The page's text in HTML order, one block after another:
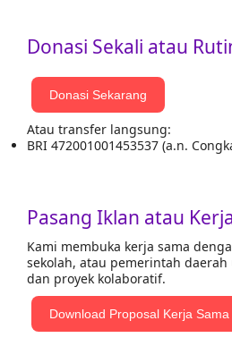
Donasi Sekali atau
Donasi Sekarang
Atau transfer langsung:
BRI 472001001453537 (a.n.
Pasang Iklan atau
Kami membuka kerja sama
sekolah, atau pemerintah
dan proyek kolaboratif.
Download Proposal Kerja Sama